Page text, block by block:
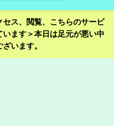
ス、閲覧、こちらのサービ
ます＞本日は足元が悪い中
います。